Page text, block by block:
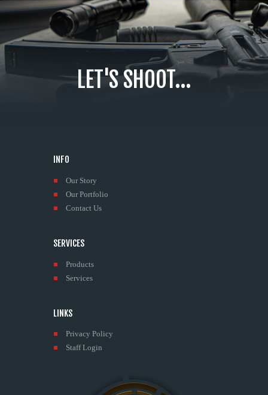
LET'S SHOOT...
INFO
Our Story
Our Portfolio
Contact Us
SERVICES
Products
Services
LINKS
Privacy Policy
Staff Login